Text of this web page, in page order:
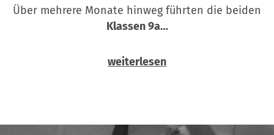
Über mehrere Monate hinweg führten die beiden
Klassen 9a…
weiterlesen